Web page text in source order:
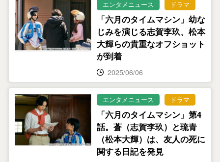
エンタメニュース ドラマ
「六月のタイムマシン」幼な
じみを演じる志賀李玖、松本
大輝らの貴重なオフショット
が到着
2025/06/06
エンタメニュース ドラマ
「六月のタイムマシン」第4
話。蒼（志賀李玖）と琉青
（松本大輝）は、友人の死に
関する日記を発見